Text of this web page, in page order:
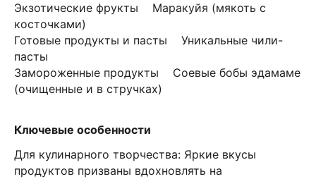
Экзотические фрукты Маракуйя (мякоть с
косточками)
Готовые продукты и пасты Уникальные чили-
пасты
Замороженные продукты Соевые бобы эдамаме
(очищенные и в стручках)
Ключевые особенности
Для кулинарного творчества: Яркие вкусы
продуктов призваны вдохновлять на